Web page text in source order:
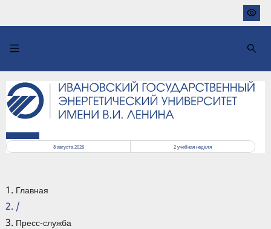
основному
8 августа 2026
2учебная неделя
Главная
/
Пресс-служба